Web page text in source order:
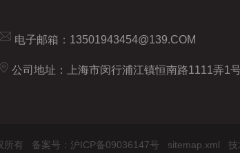
电子邮箱： 13501943454@139.COM
公司地址：上海市闵行浦江镇恒南路1111弄1
所有 备案号：沪ICP备09036147号 sitemap.xml 技